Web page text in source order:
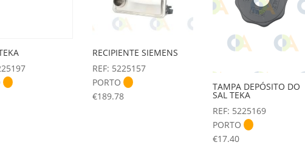
RECIPIENTE SIEMENS
REF: 5225157
PORTO
€189.78
TAMPA DEPÓSITO DO
SAL TEKA
REF: 5225169
PORTO
€17.40